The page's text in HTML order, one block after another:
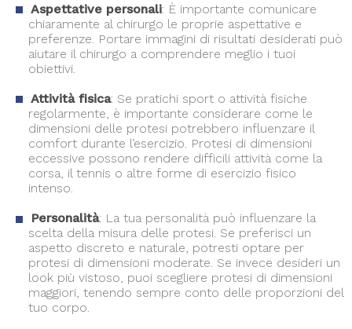
Aspettative personali: È importante comunicare
chiaramente al chirurgo le proprie aspettative e
preferenze. Portare immagini di risultati desiderati può
aiutare il chirurgo a comprendere meglio i tuoi
obiettivi.
Attività fisica: Se pratichi sport o attività fisiche
regolarmente, è importante considerare come le
dimensioni delle protesi potrebbero influenzare il
comfort durante l’esercizio. Protesi di dimensioni
eccessive possono rendere difficili attività come la
corsa, il tennis o altre forme di esercizio fisico
intenso.
Personalità: La tua personalità può influenzare la
scelta della misura delle protesi. Se preferisci un
aspetto discreto e naturale, potresti optare per
protesi di dimensioni moderate. Se invece desideri un
look più vistoso, puoi scegliere protesi di dimensioni
maggiori, tenendo sempre conto delle proporzioni del
tuo corpo.